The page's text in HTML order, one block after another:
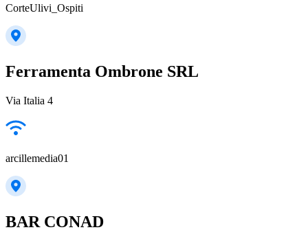
CorteUlivi_Ospiti
Ferramenta Ombrone SRL
Via Italia 4
arcillemedia01
BAR CONAD